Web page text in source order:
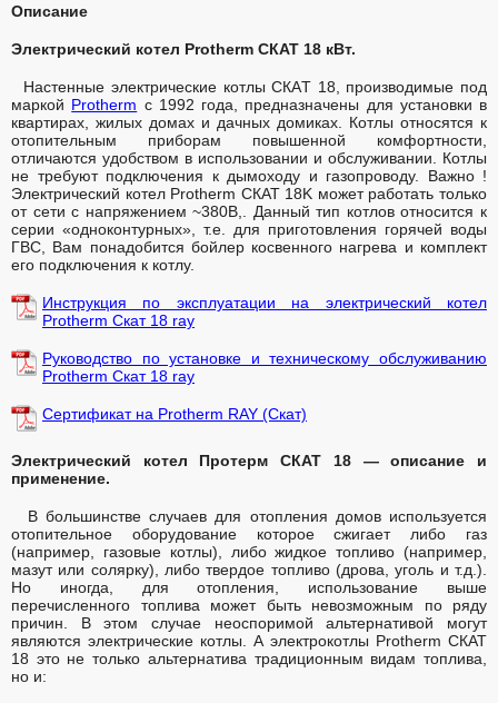
Описание
Электрический котел Protherm СКАТ 18 кВт.
Настенные электрические котлы СКАT 18, производимые под
маркой Protherm с 1992 года, предназначены для установки в
квартирах, жилых домах и дачных домиках. Котлы относятся к
отопительным приборам повышенной комфортности,
отличаются удобством в использовании и обслуживании. Котлы
не требуют подключения к дымоходу и газопроводу. Важно !
Электрический котел Protherm СКАТ 18K может работать только
от сети с напряжением ~380В,. Данный тип котлов относится к
серии «одноконтурных», т.е. для приготовления горячей воды
ГВС, Вам понадобится бойлер косвенного нагрева и комплект
его подключения к котлу.
Инструкция по эксплуатации на электрический котел
Protherm Cкат 18 ray
Руководство по установке и техническому обслуживанию
Protherm Cкат 18 ray
Сертификат на Protherm RAY (Скат)
Электрический котел Протерм СКАТ 18 — описание и
применение.
В большинстве случаев для отопления домов используется
отопительное оборудование которое сжигает либо газ
(например, газовые котлы), либо жидкое топливо (например,
мазут или солярку), либо твердое топливо (дрова, уголь и т.д.).
Но иногда, для отопления, использование выше
перечисленного топлива может быть невозможным по ряду
причин. В этом случае неоспоримой альтернативой могут
являются электрические котлы. А электрокотлы Protherm СКАТ
18 это не только альтернатива традиционным видам топлива,
но и: